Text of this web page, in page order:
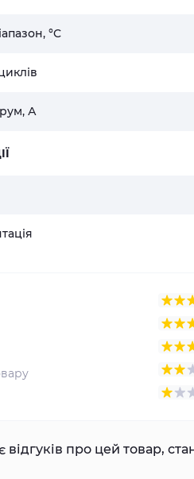
°C
А
відгуків про цей товар,